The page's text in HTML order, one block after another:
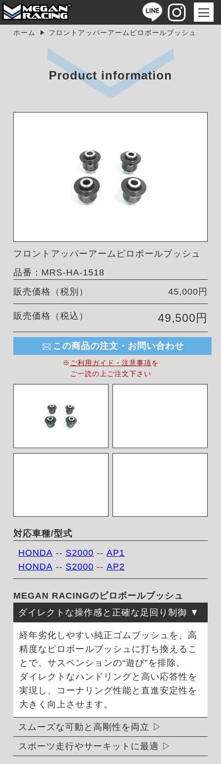
ホーム フロントアッパーアームピロボールブッシュ
Product information
フロントアッパーアームピロボールブッシュ
品番：MRS-HA-1518
販売価格（税別）
45,000円
販売価格（税込） 49,500円
この商品の注文・お問い合わせ
※ ご利用ガイド・注意事項を
ご一読の上ご注文下さい
対応車種/型式
HONDA -- S2000 -- AP1
HONDA -- S2000 -- AP2
MEGAN RACINGのピロボールブッシュ
ダイレクトな操作感と正確な足回り制御
経年劣化しやすい純正ゴムブッシュを、高
精度なピロボールブッシュに打ち換えるこ
とで、サスペンションの“遊び”を排除。
ダイレクトなハンドリングと高い応答性を
実現し、コーナリング性能と直進安定性を
大きく向上させます。
スムーズな可動と高剛性を両立
スポーツ走行やサーキットに最適